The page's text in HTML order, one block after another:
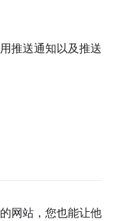
推送通知以及推送
网站，您也能让他